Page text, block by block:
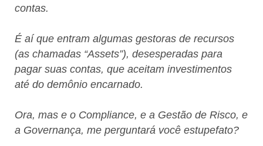
contas.
É aí que entram algumas gestoras de recursos
(as chamadas “Assets”), desesperadas para
pagar suas contas, que aceitam investimentos
até do demônio encarnado.
Ora, mas e o Compliance, e a Gestão de Risco, e
a Governança, me perguntará você estupefato?